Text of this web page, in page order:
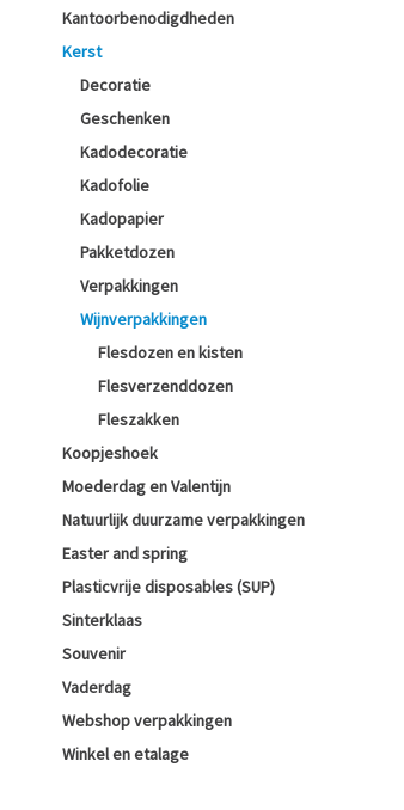
Kantoorbenodigdheden
Kerst
Decoratie
Geschenken
Kadodecoratie
Kadofolie
Kadopapier
Pakketdozen
Verpakkingen
Wijnverpakkingen
Flesdozen en kisten
Flesverzenddozen
Fleszakken
Koopjeshoek
Moederdag en Valentijn
Natuurlijk duurzame verpakkingen
Easter and spring
Plasticvrije disposables (SUP)
Sinterklaas
Souvenir
Vaderdag
Webshop verpakkingen
Winkel en etalage